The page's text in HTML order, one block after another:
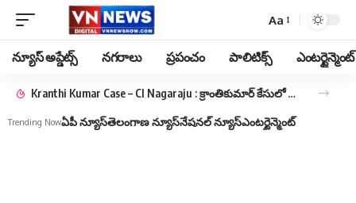
Aa
న్యూస్ అప్డేట్స్ నగరాలు ప్రపంచం పాలిటిక్స్ ఎంటర్టైన్మెంట్
Kranthi Kumar Case – CI Nagaraju : క్రాంతికుమార్ కేసులో మాజీ సీఐ నాగరాజుకు మరో ఉచ్చు.. అట్రాసిటీ కేసు..
Trending Nowఏపీ న్యూస్తెలంగాణ న్యూస్నేషనల్ న్యూస్ఎంటర్టైన్మెంట్